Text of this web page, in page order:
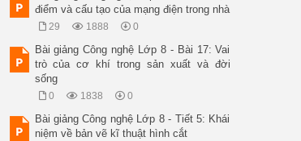
áp suất lớn tạo lực quay những bánh quay tua
điểm và cấu tạo của mạng điện trong nhà
29 1888 0
Bài giảng Công nghệ Lớp 8 - Bài 17: Vai
trò của cơ khí trong sản xuất và đời
sống
0 1838 0
Bài giảng Công nghệ Lớp 8 - Tiết 5: Khái
niệm về bản vẽ kĩ thuật hình cắt